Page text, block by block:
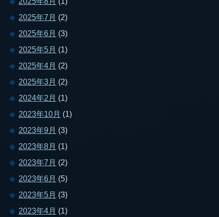
2025年7月 (2)
2025年6月 (3)
2025年5月 (1)
2025年4月 (2)
2025年3月 (2)
2024年2月 (1)
2023年10月 (1)
2023年9月 (3)
2023年8月 (1)
2023年7月 (2)
2023年6月 (5)
2023年5月 (3)
2023年4月 (1)